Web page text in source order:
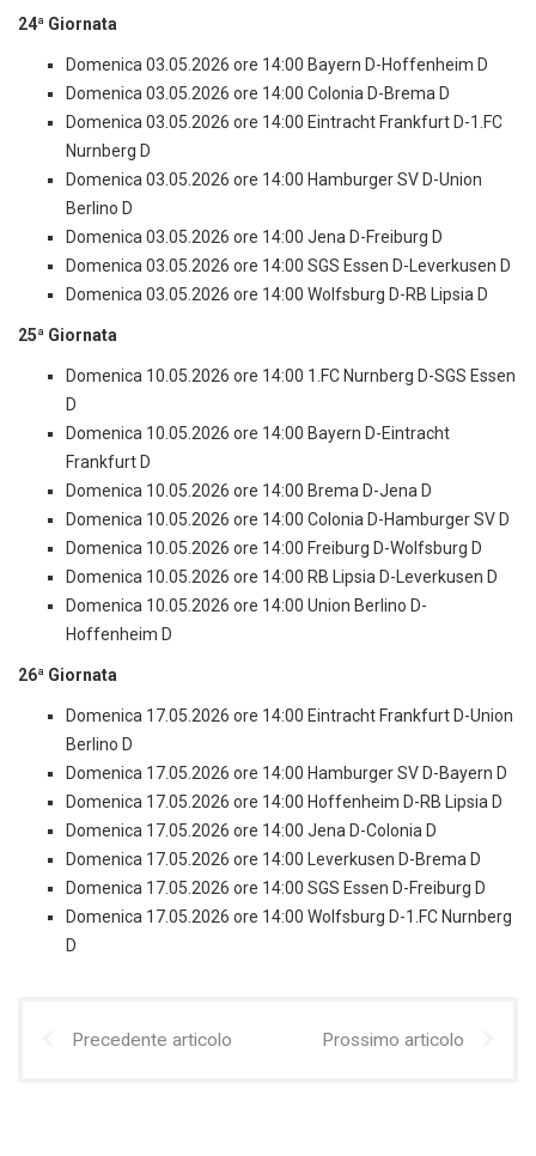
24ª Giornata
Domenica 03.05.2026 ore 14:00 Bayern D-Hoffenheim D
Domenica 03.05.2026 ore 14:00 Colonia D-Brema D
Domenica 03.05.2026 ore 14:00 Eintracht Frankfurt D-1.FC
Nurnberg D
Domenica 03.05.2026 ore 14:00 Hamburger SV D-Union
Berlino D
Domenica 03.05.2026 ore 14:00 Jena D-Freiburg D
Domenica 03.05.2026 ore 14:00 SGS Essen D-Leverkusen D
Domenica 03.05.2026 ore 14:00 Wolfsburg D-RB Lipsia D
25ª Giornata
Domenica 10.05.2026 ore 14:00 1.FC Nurnberg D-SGS Essen
D
Domenica 10.05.2026 ore 14:00 Bayern D-Eintracht
Frankfurt D
Domenica 10.05.2026 ore 14:00 Brema D-Jena D
Domenica 10.05.2026 ore 14:00 Colonia D-Hamburger SV D
Domenica 10.05.2026 ore 14:00 Freiburg D-Wolfsburg D
Domenica 10.05.2026 ore 14:00 RB Lipsia D-Leverkusen D
Domenica 10.05.2026 ore 14:00 Union Berlino D-
Hoffenheim D
26ª Giornata
Domenica 17.05.2026 ore 14:00 Eintracht Frankfurt D-Union
Berlino D
Domenica 17.05.2026 ore 14:00 Hamburger SV D-Bayern D
Domenica 17.05.2026 ore 14:00 Hoffenheim D-RB Lipsia D
Domenica 17.05.2026 ore 14:00 Jena D-Colonia D
Domenica 17.05.2026 ore 14:00 Leverkusen D-Brema D
Domenica 17.05.2026 ore 14:00 SGS Essen D-Freiburg D
Domenica 17.05.2026 ore 14:00 Wolfsburg D-1.FC Nurnberg
D
Precedente articolo Prossimo articolo